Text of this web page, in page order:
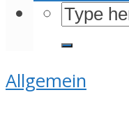
Allgemein